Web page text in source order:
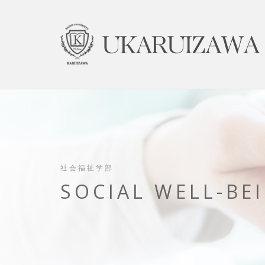
社会福祉学部
SOCIAL WELL-